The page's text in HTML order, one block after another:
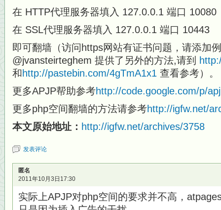
在 HTTP代理服务器填入 127.0.0.1 端口 10080
在 SSL代理服务器填入 127.0.0.1 端口 10443
即可翻墙（访问https网站有证书问题，请添加
@jvansteirteghem 提供了另外的方法,请到
和 http://pastebin.com/4gTmA1x1 查看参考）。
更多APJP帮助参考http://code.google.com/p/
更多php空间翻墙的方法请参考http://igfw.net/
本文原始地址： http://igfw.net/archives/3758
发表评论
匿名
2011年10月3日17:30
实际上APJP对php空间的要求并不高，